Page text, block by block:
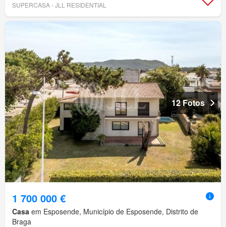
SUPERCASA - JLL RESIDENTIAL
12 Fotos
1 700 000 €
Casa em Esposende, Município de Esposende, Distrito de
Braga